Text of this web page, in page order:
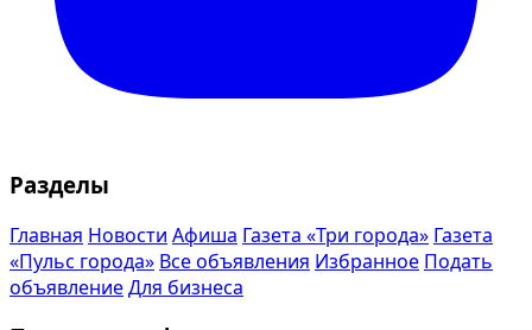
Разделы
Главная Новости Афиша Газета «Три города» Газета
«Пульс города» Все объявления Избранное Подать
объявлениеДля бизнеса